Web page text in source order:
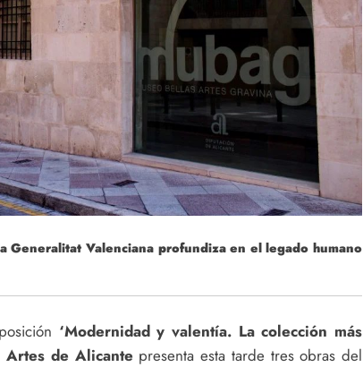
Generalitat Valenciana profundiza en el legado humano
‘Modernidad y valentía. La colección más
Artes de Alicante presenta esta tarde tres obras del